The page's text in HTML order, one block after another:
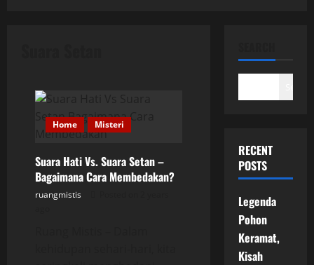
Home Misteri
Suara Hati Vs. Suara Setan –
Bagaimana Cara Membedakan?
ruangmistis
RECENT
POSTS
Legenda
Pohon
Keramat,
Kisah